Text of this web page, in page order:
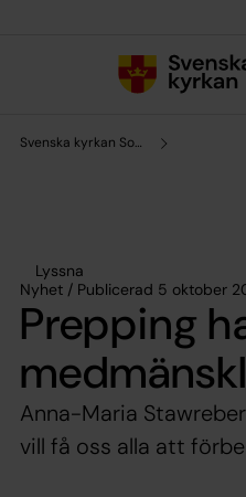
Svenska kyrkan Solna
Lyssna
Nyhet / Publicerad 5 oktober
Prepping
Anna-Maria
vill få oss alla att